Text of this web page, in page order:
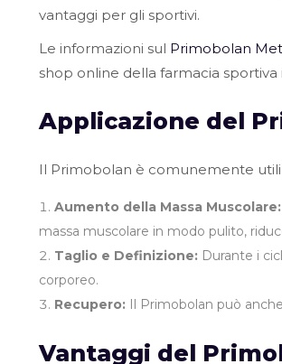
vantaggi per gli sportivi.
Le informazioni sul Primobolan
shop online della farmacia sportiva
Applicazione del
Il Primobolan è comunemente
Aumento della Massa Muscolare:
massa muscolare in modo pulito,
Taglio e Definizione: Durante i
corporeo.
Recupero: Il Primobolan può
Vantaggi del